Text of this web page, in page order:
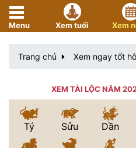
Menu Xem tuổi Xem
Trang chủ Xem ngay tốt
XEM TÀI LỘC NĂM
Tý Sửu Dần